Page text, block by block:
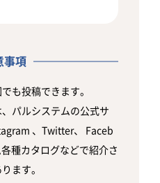
事項
も投稿できます。
パルシステムの公式サ
、Twitter、 Faceb
種カタログなどで紹介さ
ます。